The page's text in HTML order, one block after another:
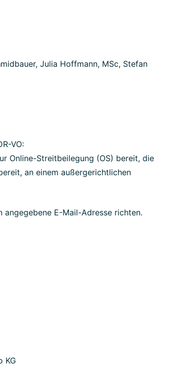
Julia Hoffmann, MSc, Stefan
VO:
Online-Streitbeilegung (OS) bereit, die
an einem außergerichtlichen
angegebene E-Mail-Adresse richten.
KG